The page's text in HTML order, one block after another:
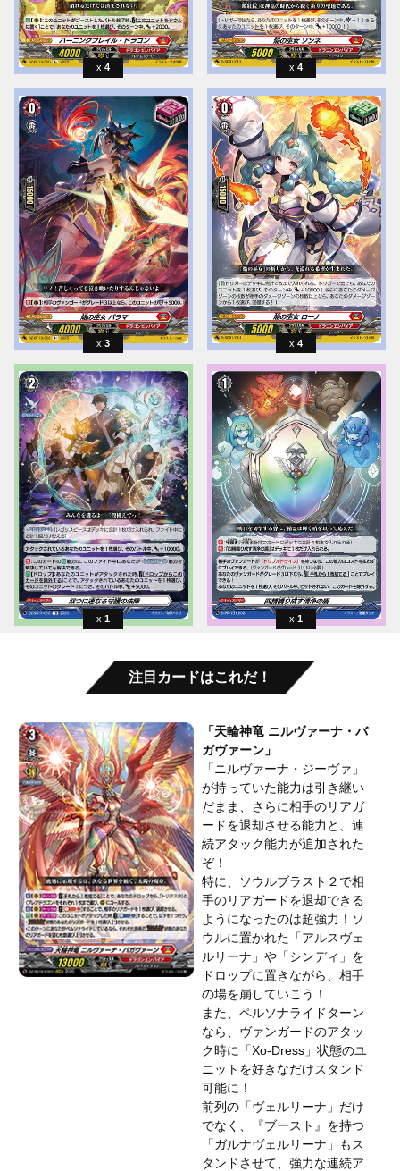
4 4
3 4
1 1
注目カードはこれだ！
「天輪神竜 ニルヴァーナ・バ
ガヴァーン」
「ニルヴァーナ・ジーヴァ」
が持っていた能力は引き継い
だまま、さらに相手のリアガ
ードを退却させる能力と、連
続アタック能力が追加された
ぞ！
特に、ソウルブラスト２で相
手のリアガードを退却できる
ようになったのは超強力！ソ
ウルに置かれた「アルスヴェ
ルリーナ」や「シンディ」を
ドロップに置きながら、相手
の場を崩していこう！
また、ペルソナライドターン
なら、ヴァンガードのアタッ
ク時に「Xo-Dress」状態のユ
ニットを好きなだけスタンド
可能に！
前列の「ヴェルリーナ」だけ
でなく、『ブースト』を持つ
「ガルナヴェルリーナ」もス
タンドさせて、強力な連続ア